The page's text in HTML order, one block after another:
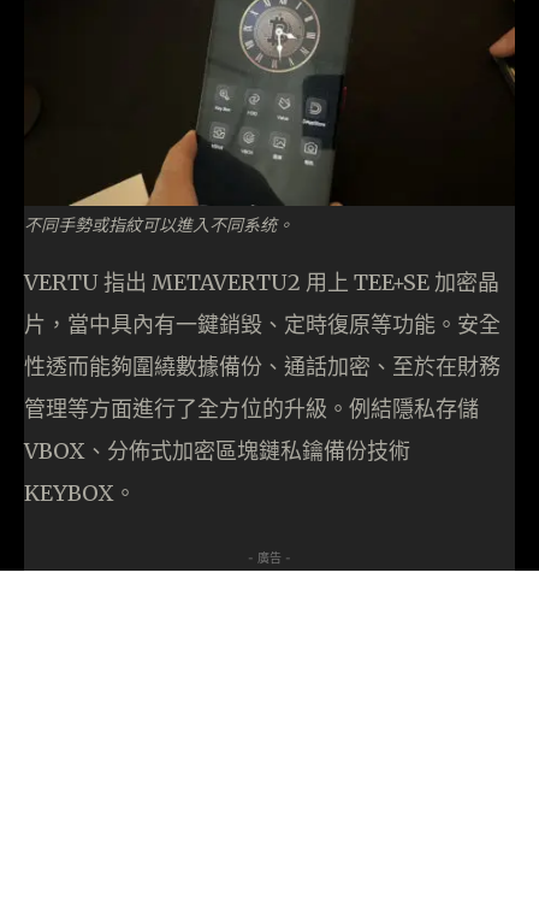
不同手勢或指紋可以進入不同系统。
VERTU 指出 METAVERTU2 用上 TEE+SE 加密晶
片，當中具內有一鍵銷毀、定時復原等功能。安全
性透而能夠圍繞數據備份、通話加密、至於在財務
管理等方面進行了全方位的升級。例結隱私存儲
VBOX、分佈式加密區塊鏈私鑰備份技術
KEYBOX。
- 廣告 -